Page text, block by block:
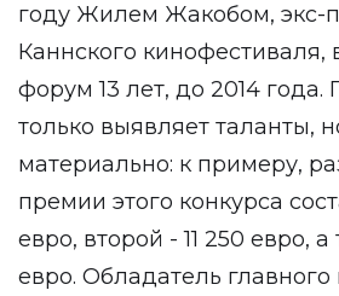
году Жилем Жакобом, экс-
Каннского кинофестиваля,
форум 13 лет, до 2014
только выявляет таланты,
материально: к примеру,
премии этого конкурса
евро, второй - 11 250 евро,
евро. Обладатель главного